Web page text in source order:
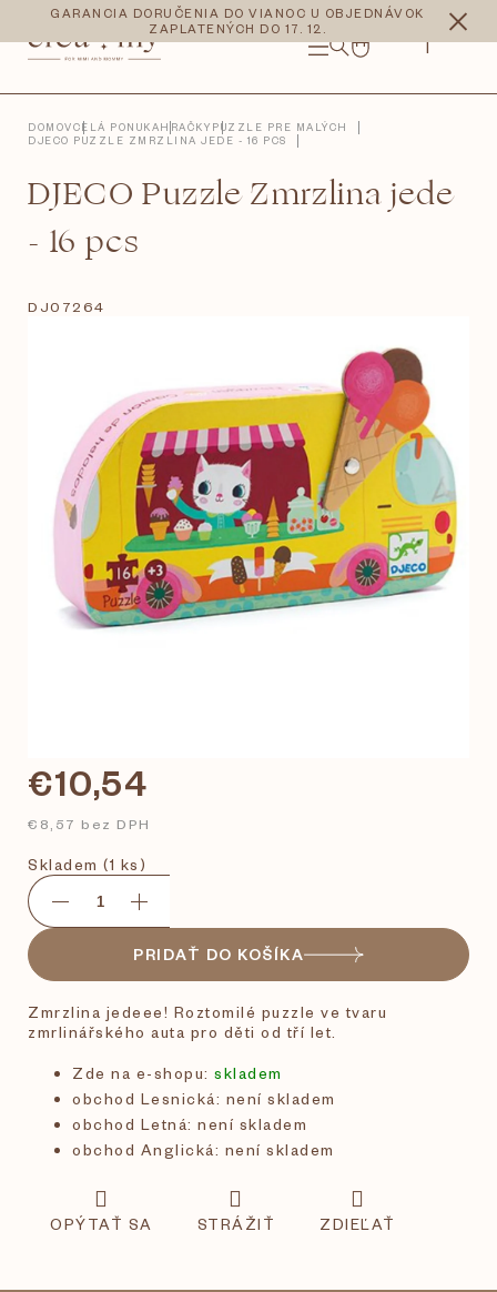
obsah
GARANCIA DORUČENIA DO VIANOC U OBJEDNÁVOK
ZAPLATENÝCH DO 17. 12.
NÁKUPNÝ
CZK EUR
DOMOVCELÁ PONUKAHRAČKY PUZZLE PRE MALÝCH
DJECO PUZZLE ZMRZLINA JEDE - 16 PCS
DJECO Puzzle Zmrzlina jede
- 16 pcs
DJ07264
€10,54
€8,57 bez DPH
Skladem (1 ks)
PRIDAŤ DO KOŠÍKA
Zmrzlina jedeee! Roztomilé puzzle ve tvaru
zmrlinářského auta pro děti od tří let.
Zde na e-shopu: skladem
obchod Lesnická: není skladem
obchod Letná: není skladem
obchod Anglická: není skladem
OPÝTAŤ SA STRÁŽIŤ ZDIEĽAŤ